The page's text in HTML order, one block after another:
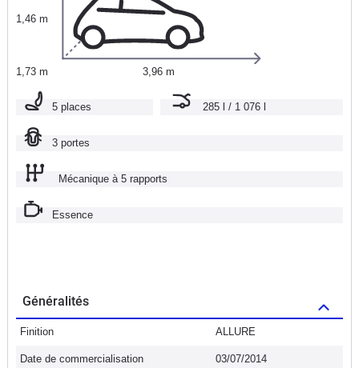
1,46 m
1,73 m 3,96 m
5 places 285 l / 1 076 l
3 portes
Mécanique à 5 rapports
Essence
Généralités
Finition ALLURE
Date de commercialisation 03/07/2014